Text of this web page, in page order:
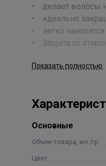
• делает
• идеально
• легко наносится
• Защита от
Применение
цвета
оттенков палитры.
окрашивания
смешать крем-
окислителя
Показать полностью
Основные
Объем товара, мл./гр
Цвет